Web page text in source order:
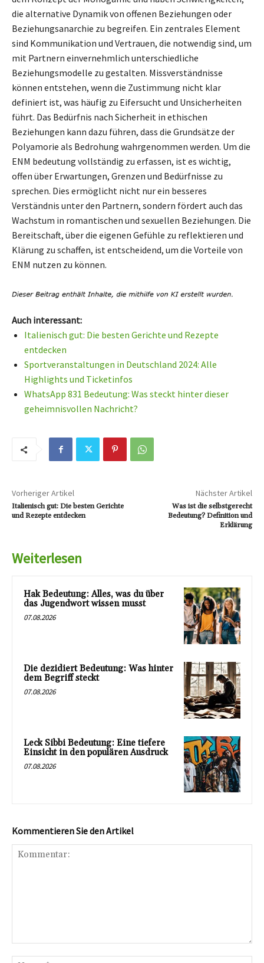
die alternative Dynamik von offenen Beziehungen oder
Beziehungsanarchie zu begreifen. Ein zentrales Element
sind Kommunikation und Vertrauen, die notwendig sind, um
mit Partnern einvernehmlich unterschiedliche
Beziehungsmodelle zu gestalten. Missverständnisse
können entstehen, wenn die Zustimmung nicht klar
definiert ist, was häufig zu Eifersucht und Unsicherheiten
führt. Das Bedürfnis nach Sicherheit in ethischen
Beziehungen kann dazu führen, dass die Grundsätze der
Polyamorie als Bedrohung wahrgenommen werden. Um die
ENM bedeutung vollständig zu erfassen, ist es wichtig,
offen über Erwartungen, Grenzen und Bedürfnisse zu
sprechen. Dies ermöglicht nicht nur ein besseres
Verständnis unter den Partnern, sondern fördert auch das
Wachstum in romantischen und sexuellen Beziehungen. Die
Bereitschaft, über die eigenen Gefühle zu reflektieren und
Klärung zu schaffen, ist entscheidend, um die Vorteile von
ENM nutzen zu können.
Auch interessant:
Italienisch gut: Die besten Gerichte und Rezepte
entdecken
Sportveranstaltungen in Deutschland 2024: Alle
Highlights und Ticketinfos
WhatsApp 831 Bedeutung: Was steckt hinter dieser
geheimnisvollen Nachricht?
Vorheriger Artikel
Italienisch gut: Die besten Gerichte
und Rezepte entdecken
Nächster Artikel
Was ist die selbstgerecht
Bedeutung? Definition und
Erklärung
Weiterlesen
Hak Bedeutung: Alles, was du über
das Jugendwort wissen musst
07.08.2026
Die dezidiert Bedeutung: Was hinter
dem Begriff steckt
07.08.2026
Leck Sibbi Bedeutung: Eine tiefere
Einsicht in den populären Ausdruck
07.08.2026
Kommentieren Sie den Artikel